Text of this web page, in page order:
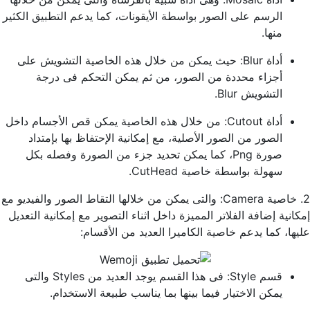
الرسم على الصور بواسطة الأيقونات، كما يدعم التطبيق الكثير
منها.
أداة Blur: حيث يمكن من خلال هذه الخاصية التشويش على
أجزاء محددة من الصور، من ثم يمكن التحكم فى درجة
التشويش Blur.
أداة Cutout: من خلال هذه الخاصية يمكن قص الأجسام داخل
الصور من الصور الأصلية، مع إمكانية الإحتفاظ بها بإمتداد
صورة Png، كما يمكن تحديد جزء من الصورة وفصله بكل
سهولة بواسطة خاصية CutHead.
2. خاصية Camera: والتى يمكن من خلالها التقاط الصور والفيديو مع
إمكانية إضافة الفلاتر المميزة داخل اثناء التصوير مع إمكانية التعديل
عليها، كما يدعم خاصية الكاميرا العديد من الأقسام:
قسم Style: فى هذا القسم يوجد العديد من Styles والتى
يمكن الاختيار فيما بينها بما يناسب طبيعة الاستخدام.